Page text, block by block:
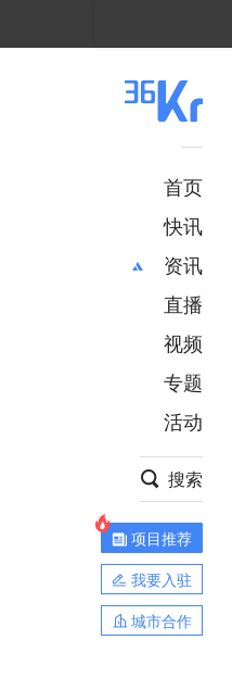
首页
快讯
资讯
推荐
财经
项目推荐
安徽
直播
视频
专题
活动
搜索
项目推荐
我要入驻
城市合作